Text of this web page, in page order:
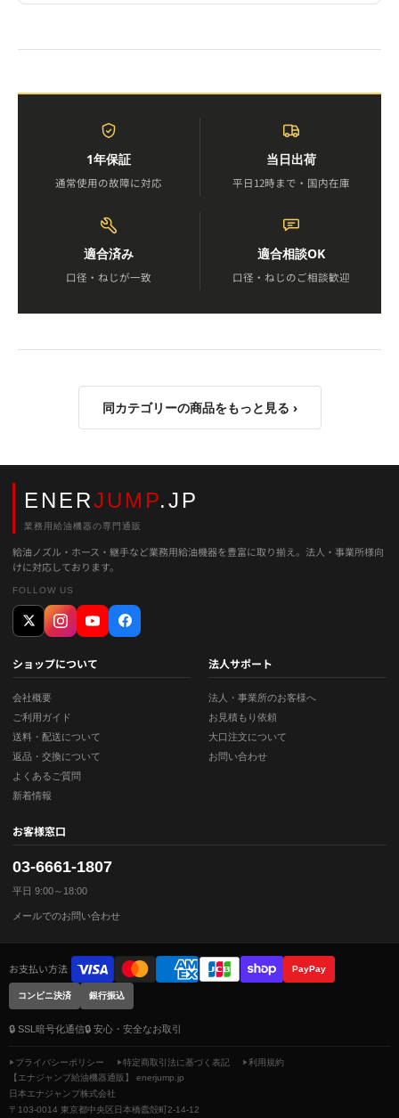
1年保証
通常使用の故障に対応
当日出荷
平日12時まで・国内在庫
適合済み
口径・ねじが一致
適合相談OK
口径・ねじのご相談歓迎
同カテゴリーの商品をもっと見る ›
ENERJUMP.JP
業務用給油機器の専門通販
給油ノズル・ホース・継手など業務用給油機器を豊富に取り揃え。法人・事業所様向
けに対応しております。
FOLLOW US
ショップについて
会社概要
ご利用ガイド
送料・配送について
返品・交換について
よくあるご質問
新着情報
法人サポート
法人・事業所のお客様へ
お見積もり依頼
大口注文について
お問い合わせ
お客様窓口
03-6661-1807
平日 9:00～18:00
メールでのお問い合わせ
お支払い方法 PayPay
コンビニ決済 銀行振込
🔒 SSL暗号化通信🔒 安心・安全なお取引
プライバシーポリシー 特定商取引法に基づく表記
利用規約
【エナジャンプ給油機器通販】 enerjump.jp
日本エナジャンプ株式会社
〒103-0014 東京都中央区日本橋蠹殻町2-14-12